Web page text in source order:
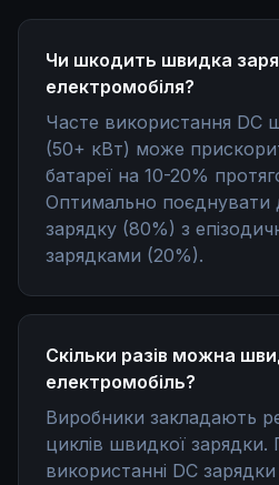
Чи шкодить швидка
електромобіля?
Часте використання DC
(50+ кВт) може
батареї на 10-20%
Оптимально
зарядку (80%) з
зарядками (20%).
Скільки разів можна
електромобіль?
Виробники закладають
циклів швидкої
використанні DC